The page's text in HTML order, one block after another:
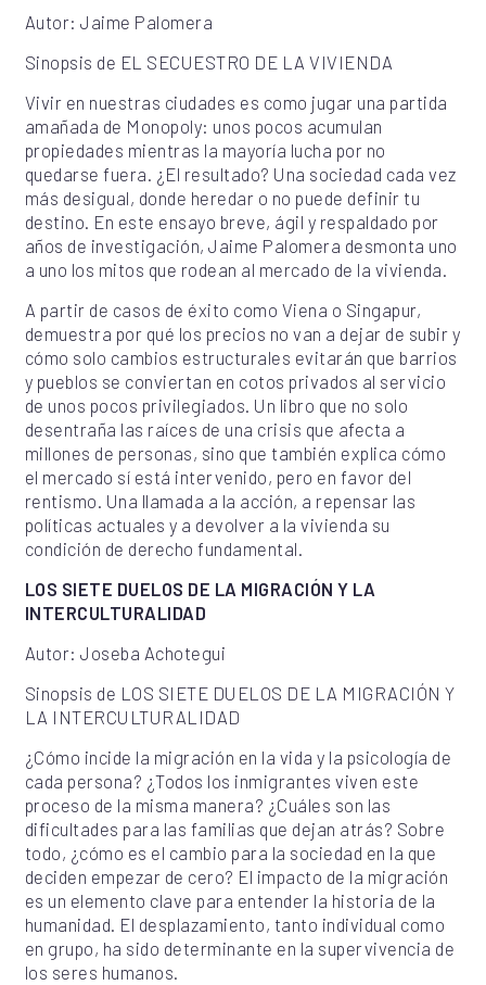
Autor: Jaime Palomera
Sinopsis de EL SECUESTRO DE LA VIVIENDA
Vivir en nuestras ciudades es como jugar una partida
amañada de Monopoly: unos pocos acumulan
propiedades mientras la mayoría lucha por no
quedarse fuera. ¿El resultado? Una sociedad cada vez
más desigual, donde heredar o no puede definir tu
destino. En este ensayo breve, ágil y respaldado por
años de investigación, Jaime Palomera desmonta uno
a uno los mitos que rodean al mercado de la vivienda.
A partir de casos de éxito como Viena o Singapur,
demuestra por qué los precios no van a dejar de subir y
cómo solo cambios estructurales evitarán que barrios
y pueblos se conviertan en cotos privados al servicio
de unos pocos privilegiados. Un libro que no solo
desentraña las raíces de una crisis que afecta a
millones de personas, sino que también explica cómo
el mercado sí está intervenido, pero en favor del
rentismo. Una llamada a la acción, a repensar las
políticas actuales y a devolver a la vivienda su
condición de derecho fundamental.
LOS SIETE DUELOS DE LA MIGRACIÓN Y LA
INTERCULTURALIDAD
Autor: Joseba Achotegui
Sinopsis de LOS SIETE DUELOS DE LA MIGRACIÓN Y
LA INTERCULTURALIDAD
¿Cómo incide la migración en la vida y la psicología de
cada persona? ¿Todos los inmigrantes viven este
proceso de la misma manera? ¿Cuáles son las
dificultades para las familias que dejan atrás? Sobre
todo, ¿cómo es el cambio para la sociedad en la que
deciden empezar de cero? El impacto de la migración
es un elemento clave para entender la historia de la
humanidad. El desplazamiento, tanto individual como
en grupo, ha sido determinante en la supervivencia de
los seres humanos.